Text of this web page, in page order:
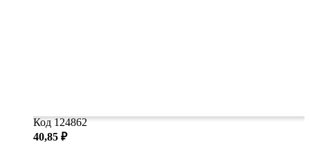
Код 124862
40,85 ₽